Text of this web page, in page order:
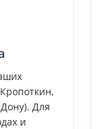
Для
и